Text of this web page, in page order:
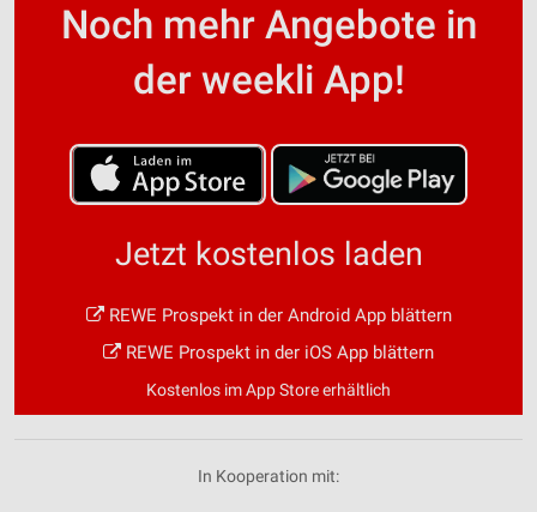
Noch mehr Angebote in
der weekli App!
Jetzt kostenlos laden
REWE Prospekt in der Android App blättern
REWE Prospekt in der iOS App blättern
Kostenlos im App Store erhältlich
In Kooperation mit: